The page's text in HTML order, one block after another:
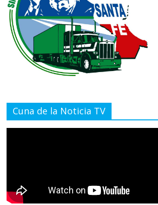
Cuna de la Noticia TV